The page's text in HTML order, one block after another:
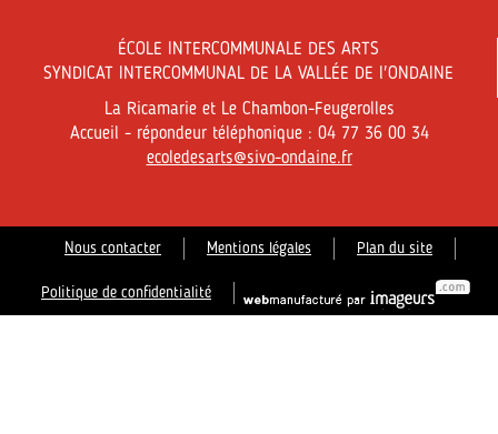
ÉCOLE INTERCOMMUNALE DES ARTS
SYNDICAT INTERCOMMUNAL DE LA VALLÉE DE l'ONDAINE
La Ricamarie et Le Chambon-Feugerolles
Accueil - répondeur téléphonique : 04 77 36 00 34
ecoledesarts@sivo-ondaine.fr
Nous contacter Mentions légales Plan du site
Politique de confidentialité